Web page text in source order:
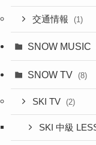
交通情報 (1)
SNOW MUSIC
SNOW TV (8)
SKI TV (2)
SKI 中級